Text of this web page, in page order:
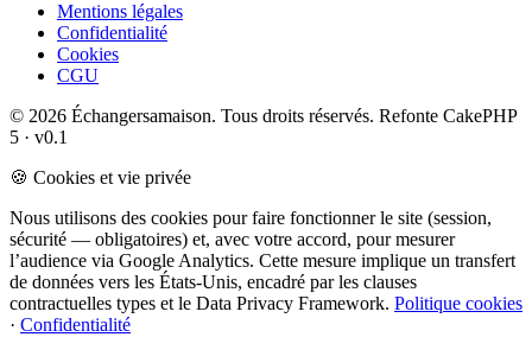
Mentions légales
Confidentialité
Cookies
CGU
© 2026 Échangersamaison. Tous droits réservés. Refonte CakePHP
5 · v0.1
🍪 Cookies et vie privée
Nous utilisons des cookies pour faire fonctionner le site (session,
sécurité — obligatoires) et, avec votre accord, pour mesurer
l’audience via Google Analytics. Cette mesure implique un transfert
de données vers les États-Unis, encadré par les clauses
contractuelles types et le Data Privacy Framework. Politique cookies
· Confidentialité